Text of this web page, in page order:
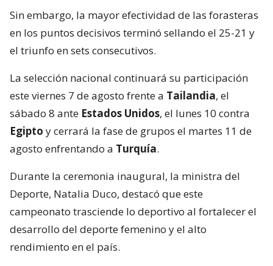
Sin embargo, la mayor efectividad de las forasteras
en los puntos decisivos terminó sellando el 25-21 y
el triunfo en sets consecutivos.
La selección nacional continuará su participación
este viernes 7 de agosto frente a Tailandia, el
sábado 8 ante Estados Unidos, el lunes 10 contra
Egipto y cerrará la fase de grupos el martes 11 de
agosto enfrentando a Turquía.
Durante la ceremonia inaugural, la ministra del
Deporte, Natalia Duco, destacó que este
campeonato trasciende lo deportivo al fortalecer el
desarrollo del deporte femenino y el alto
rendimiento en el país.